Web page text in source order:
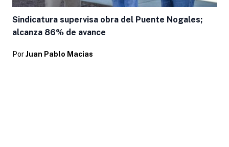
Sindicatura supervisa obra del Puente Nogales;
alcanza 86% de avance
Por Juan Pablo Macias